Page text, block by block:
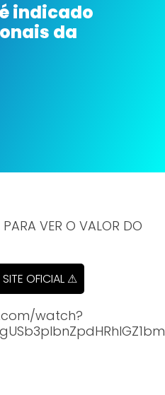
é indicado
da
VER O VALOR DO
OFICIAL ⚠
watch?